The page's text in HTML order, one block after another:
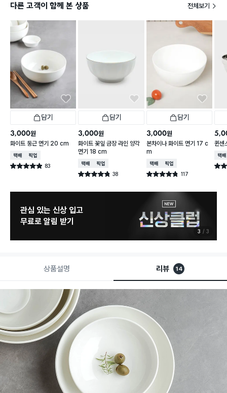
다른 고객이 함께 본 상품 전체보기
담기
3,000원
화이트 둥근 면기 20 cm
택배배송매장픽업
별점 4.9점 83
건 작성
담기
3,000원
화이트 꽃잎 금장 라인 양각
면기 18 cm
택배배송매장픽업
별점 4.8점 38
건 작성
담기
3,000원
본차이나 화이트 면기 17 c
m
택배배송매장픽업
별점 4.8점 117
건 작성
퀸센
택배
별점
늦으면 품절 주의
8월 신상 예고
1 3
상품설명 리뷰 14